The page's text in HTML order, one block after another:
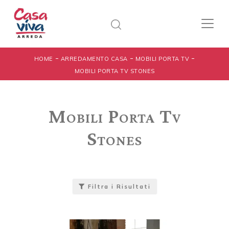
HOME - ARREDAMENTO CASA - MOBILI PORTA TV -
MOBILI PORTA TV STONES
Mobili Porta Tv
Stones
Filtra i Risultati